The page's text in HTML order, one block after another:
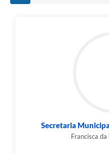
Secretaria
Francisca